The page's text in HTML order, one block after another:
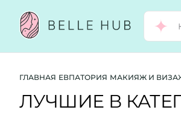
Город:
ГЛАВНАЯ ЕВПАТОРИЯ МАКИЯЖ И
ЛУЧШИЕ В